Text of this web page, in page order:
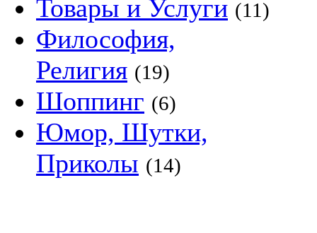
Товары и Услуги (11)
Философия,
Религия (19)
Шоппинг (6)
Юмор, Шутки,
Приколы (14)